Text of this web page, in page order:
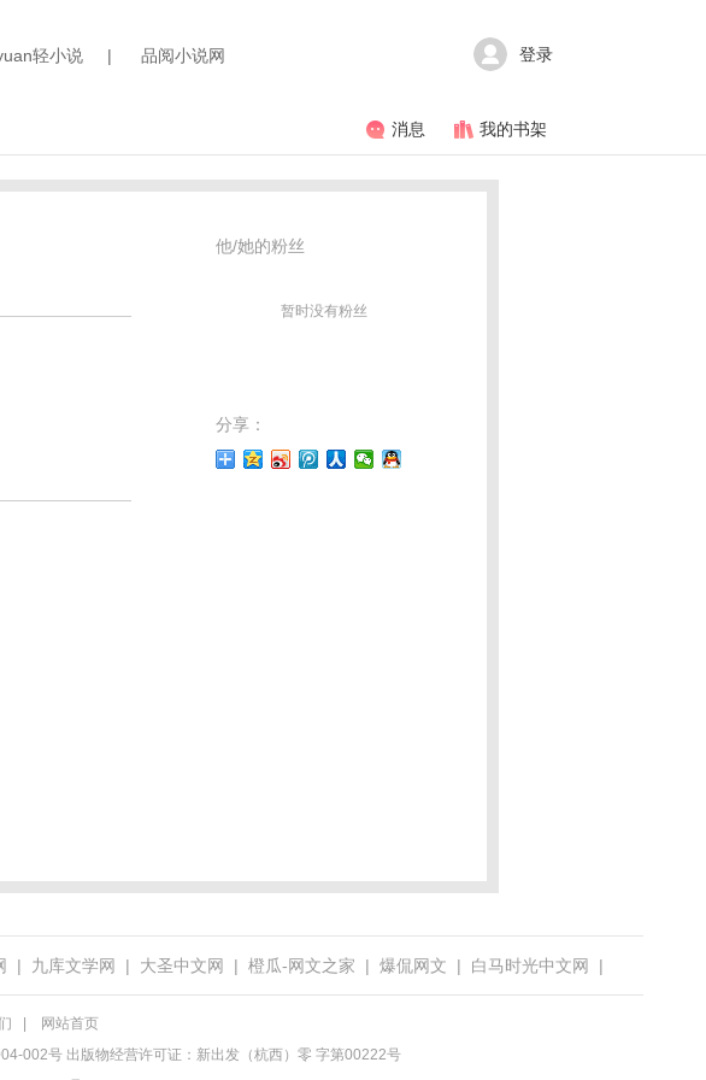
轻小说 | 品阅小说网 登录
消息 我的书架
他/她的粉丝
暂时没有粉丝
分享：
| 九库文学网 | 大圣中文网 | 橙瓜-网文之家 | 爆侃网文 | 白马时光中文网 |
网站首页
002号 出版物经营许可证：新出发（杭西）零 字第00222号